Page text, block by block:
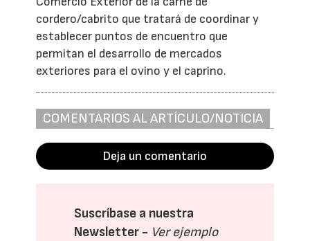
cordero/cabrito que tratará de coordinar y
establecer puntos de encuentro que
permitan el desarrollo de mercados
exteriores para el ovino y el caprino.
COMENTARIOS AL ARTÍCULO/NOTICIA
Deja un comentario
Suscríbase a nuestra
Newsletter - Ver ejemplo